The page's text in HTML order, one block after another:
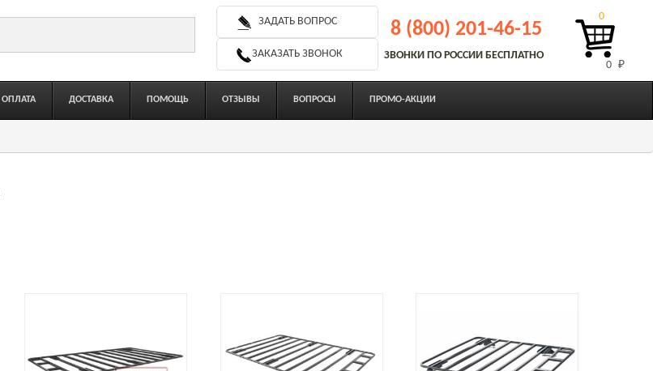
ЗАДАТЬ ВОПРОС
ЗАКАЗАТЬ ЗВОНОК
8 (800) 201-46-15
ЗВОНКИ ПО РОССИИ БЕСПЛАТНО
0 ₽
0
ОПЛАТА ДОСТАВКА ПОМОЩЬ ОТЗЫВЫ ВОПРОСЫ ПРОМО-АКЦИИ